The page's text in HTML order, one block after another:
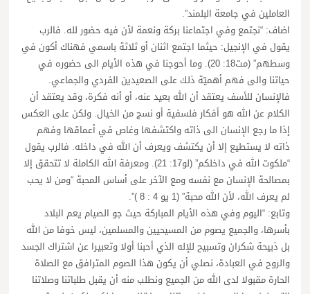
العاملين في جامعة البلمند”.
اضاف: “نجتمع وفي اجتماعنا بركة ونعمة لأن فيه حضور لله. فالرب
يقول في الإنجيل: حيثما اجتمع اثنان أو ثلاثة باسمي فهناك أكون في
وسطهم” (مت18: 20). وما أحوجنا في هذه الأيام الى حضوره في
حياتنا والى فهم أهميّة ذلك على الصعيدين الفردي والجماعي.
فالإنسان للأسف يعتقد أن الله بعيد عنه، أو أنه فكرة، وقد يعتقد أن
الكلام عن الله هو أفكار فلسفية أو نسج من الخيال. ولكن على العكس
إذا ما رجع الإنسان الى ذاته واكتشفها وغاص في أعماقها وفهم
ذاته لا يستطيع إلا أن يكتشف ويعرف أن الله في داخله. فالرب يقول
“ملكوت الله في داخلكم” (لو17: 21). ومعرفة الله الكاملة لا تتحقق إلا
بمصالحة الإنسان مع نفسه ومع الآخر على أساس المحبة “ومن لا يحب
لم يعرف الله، لأن الله محبة” (1 يو 4 : 8 )”.
وتابع: “اليوم وفي هذه الأيام المباركة حيث جو الصيام يعم البلاد
بأسرها، والجميع يصوم من المسيحيين والمسلمين، ليس خوفا من الله
بل ذبيحة شكران وتسبيح للإله الذي أحبنا أولا وتعبيرا عن اشتراك الجسد
والروح في العبادة، نصلي أن يكون هذا الصوم المترافق مع الصلاة
الحارة مقبولا لدى الله من الجميع ونطلب منه أن يقبل طلباتنا وصلاتنا